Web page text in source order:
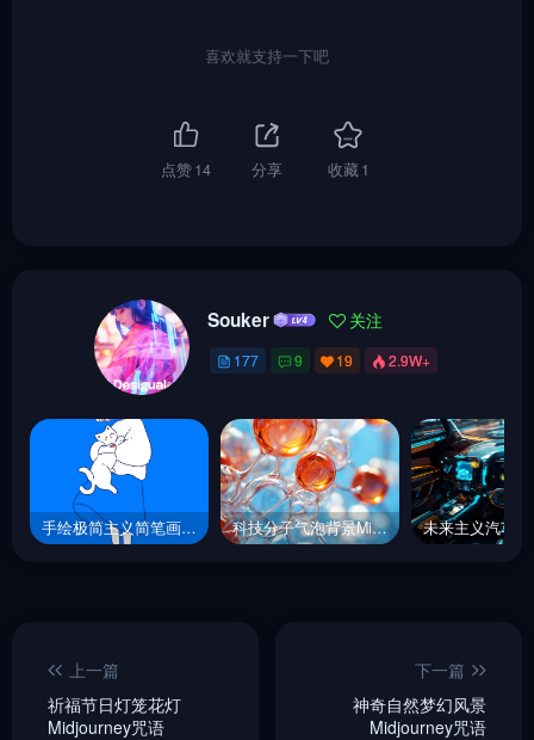
喜欢就支持一下吧
点赞14 分享 收藏1
Souker 关注
177 9 19 2.9W+
手绘极简主义简笔画可爱猫咪女孩涂鸦插图Midjourney关键词咒语 科技分子气泡背景Midjourney关键词
上一篇
祈福节日灯笼花灯
Midjourney咒语
下一篇
神奇自然梦幻风景
Midjourney咒语